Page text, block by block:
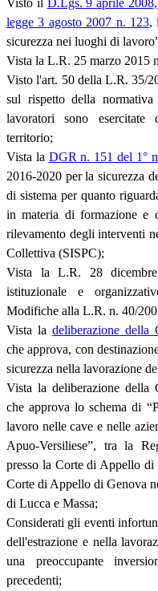
legge 3 agosto 2007 n. 123,
sicurezza nei luoghi di
Vista la L.R. 25 marzo 2015
Visto l'art. 50 della L.R. 35/
sul rispetto della
lavoratori sono
territorio;
Vista la DGR n. 151 del 1°
2016-2020 per la sicurezza
di sistema per quanto
in materia di formazione e
rilevamento degli interventi
Collettiva (SISPC);
Vista la L.R. 28
istituzionale e
Modifiche alla L.R. n. 40/
Vista la deliberazione della
che approva, con
sicurezza nella lavorazione
Vista la deliberazione della
che approva lo schema di
lavoro nelle cave e nelle
Apuo-Versiliese”, tra la
presso la Corte di Appello di
Corte di Appello di Genova
di Lucca e Massa;
Considerati gli eventi
dell'estrazione e nella
una preoccupante
precedenti;